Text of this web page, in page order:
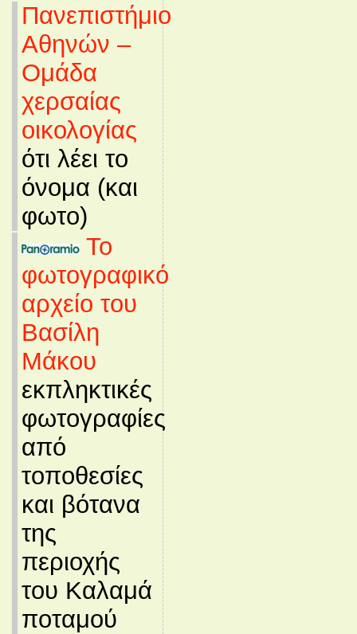
Πανεπιστήμιο
Αθηνών –
Ομάδα
χερσαίας
οικολογίας
ότι λέει το
όνομα (και
φωτο)
Το
φωτογραφικό
αρχείο του
Βασίλη
Μάκου
εκπληκτικές
φωτογραφίες
από
τοποθεσίες
και βότανα
της
περιοχής
του Καλαμά
ποταμού